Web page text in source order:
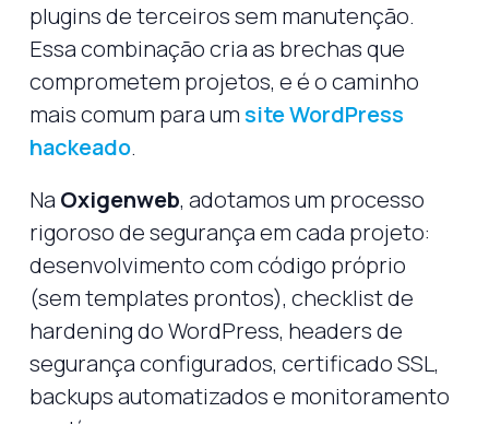
plugins de terceiros sem manutenção.
Essa combinação cria as brechas que
comprometem projetos, e é o caminho
mais comum para umsite WordPress
hackeado.
Na Oxigenweb, adotamos um processo
rigoroso de segurança em cada projeto:
desenvolvimento com código próprio
(sem templates prontos), checklist de
hardening do WordPress, headers de
segurança configurados, certificado SSL,
backups automatizados e monitoramento